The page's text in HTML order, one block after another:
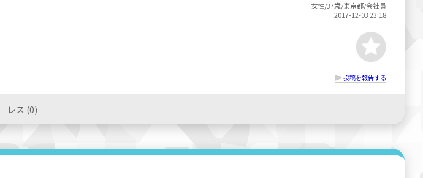
女性/37歳/東京都/会社員
2017-12-03 23:18
投稿を報告する
レス (0)